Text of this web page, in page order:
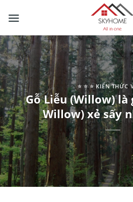
⭐️ ⭐️ ⭐️ KIẾN THỨC
Gỗ Liễu (Willow) là
Willow) xẻ sấy